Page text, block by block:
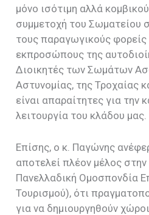
μόνο ισότιμη αλλά
συμμετοχή του Σωματείου
τους παραγωγικούς φορείς
εκπροσώπους της
Διοικητές των Σωμάτων
Αστυνομίας, της Τροχαίας
είναι απαραίτητες για την
λειτουργία του κλάδου μας.
Επίσης, ο κ. Παγώνης
αποτελεί πλέον μέλος
Πανελλαδική Ομοσπονδία
Τουρισμού), ότι
για να δημιουργηθούν